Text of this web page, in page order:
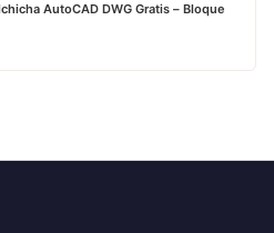
AutoCAD DWG Gratis – Bloque